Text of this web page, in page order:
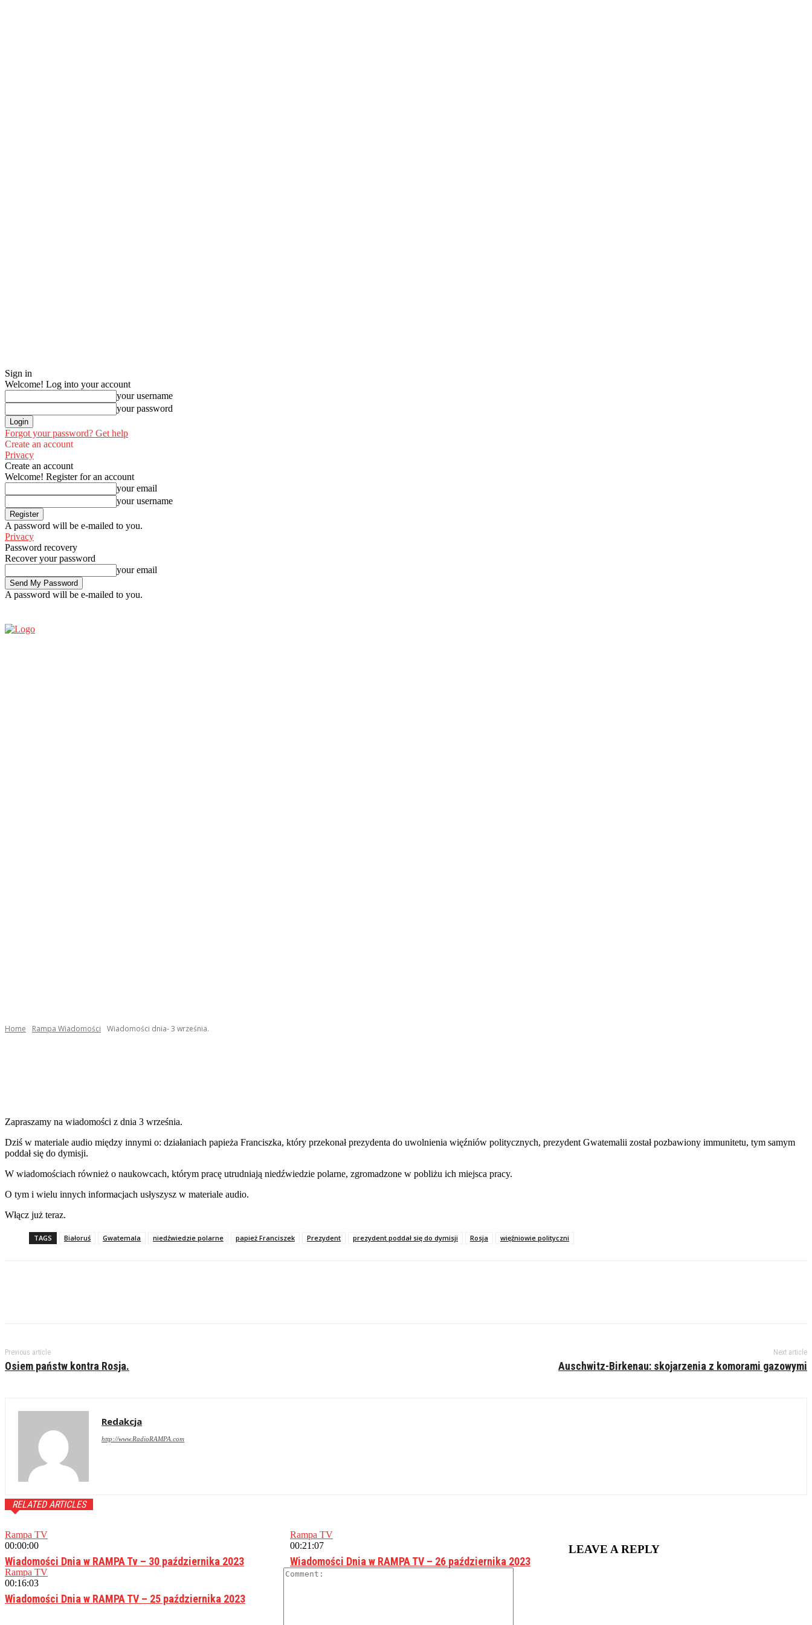
Sign in
Welcome! Log into your account
your username
your password
Forgot your password? Get help
Create an account
Privacy
Create an account
Welcome! Register for an account
your email
your username
A password will be e-mailed to you.
Privacy
Password recovery
Recover your password
your email
A password will be e-mailed to you.
Home Rampa Wiadomości Wiadomości dnia- 3 września.
Zapraszamy na wiadomości z dnia 3 września.
Dziś w materiale audio między innymi o: działaniach papieża Franciszka, który przekonał prezydenta do uwolnienia więźniów politycznych, prezydent Gwatemalii został pozbawiony immunitetu, tym samym
poddał się do dymisji.
W wiadomościach również o naukowcach, którym pracę utrudniają niedźwiedzie polarne, zgromadzone w pobliżu ich miejsca pracy.
O tym i wielu innych informacjach usłyszysz w materiale audio.
Włącz już teraz.
TAGS Białoruś Gwatemala niedźwiedzie polarne papież Franciszek Prezydent prezydent poddał się do dymisji Rosja więźniowie polityczni
Previous article
Osiem państw kontra Rosja.
Next article
Auschwitz-Birkenau: skojarzenia z komorami gazowymi
Redakcja
http://www.RadioRAMPA.com
RELATED ARTICLES
Rampa TV
00:00:00
Wiadomości Dnia w RAMPA Tv – 30 października 2023
Rampa TV
00:21:07
Wiadomości Dnia w RAMPA TV – 26 października 2023
Rampa TV
00:16:03
Wiadomości Dnia w RAMPA TV – 25 października 2023
LEAVE A REPLY